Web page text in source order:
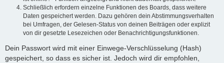
Schließlich erfordern einzelne Funktionen des Boards, dass weitere
Daten gespeichert werden. Dazu gehören dein Abstimmungsverhalten
bei Umfragen, der Gelesen-Status von deinen Beiträgen oder explizit
von dir gesetzte Lesezeichen oder Benachrichtigungsfunktionen.
Dein Passwort wird mit einer Einwege-Verschlüsselung (Hash)
gespeichert, so dass es sicher ist. Jedoch wird dir empfohlen,